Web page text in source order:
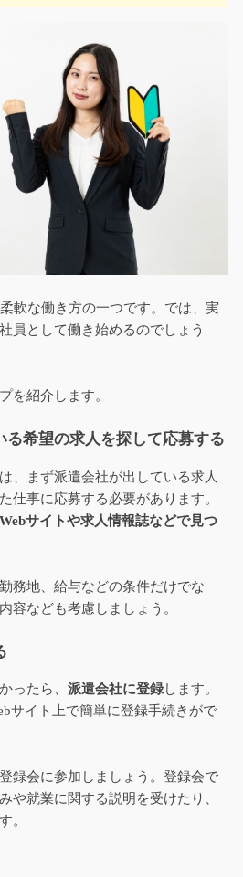
軟な働き方の一つです。では、実
員として働き始めるのでしょう
を紹介します。
る希望の求人を探して応募する
、まず派遣会社が出している求人
仕事に応募する必要があります。
サイトや求人情報誌などで見つ
務地、給与などの条件だけでな
容なども考慮しましょう。
ったら、派遣会社に登録します。
サイト上で簡単に登録手続きがで
録会に参加しましょう。登録会で
や就業に関する説明を受けたり、
。